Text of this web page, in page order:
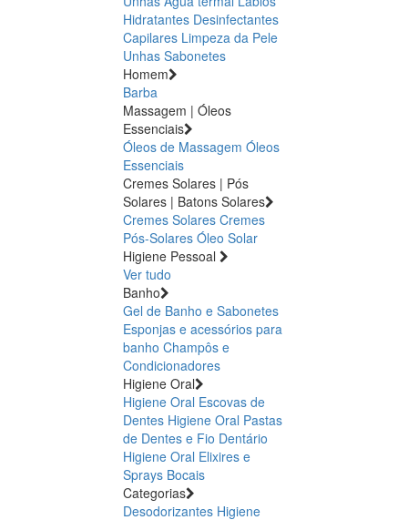
Hidratantes Desinfectantes
Capilares Limpeza da Pele
Unhas Sabonetes
Homem
Barba
Massagem | Óleos
Essenciais
Óleos de Massagem Óleos
Essenciais
Cremes Solares | Pós
Solares | Batons Solares
Cremes Solares Cremes
Pós-Solares Óleo Solar
Higiene Pessoal
Ver tudo
Banho
Gel de Banho e Sabonetes
Esponjas e acessórios para
banho Champôs e
Condicionadores
Higiene Oral
Higiene Oral Escovas de
Dentes Higiene Oral Pastas
de Dentes e Fio Dentário
Higiene Oral Elixires e
Sprays Bocais
Categorias
Desodorizantes Higiene